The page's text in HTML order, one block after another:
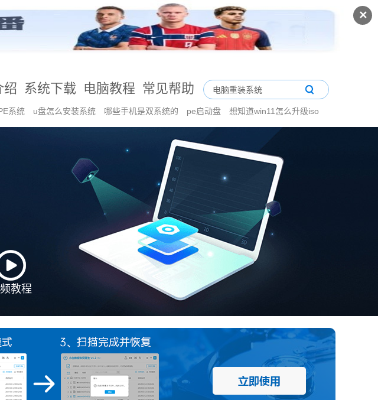
✕
绍 系统下载 电脑教程 常见帮助
系统 u盘怎么安装系统 哪些手机是双系统的 pe启动盘 想知道win11怎么升级iso